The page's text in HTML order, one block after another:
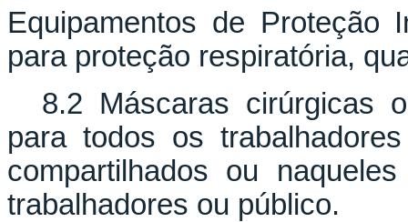
Equipamentos de Proteção
para proteção respiratória,
8.2 Máscaras cirúrgicas
para todos os
compartilhados ou
trabalhadores ou público.